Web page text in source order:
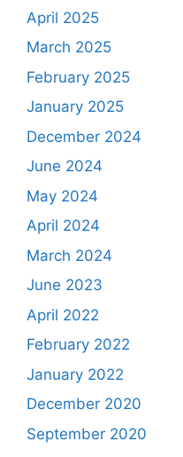
April 2025
March 2025
February 2025
January 2025
December 2024
June 2024
May 2024
April 2024
March 2024
June 2023
April 2022
February 2022
January 2022
December 2020
September 2020